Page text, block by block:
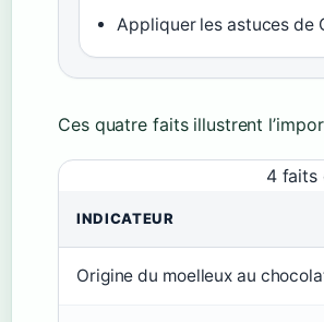
Appliquer les astuces de
Ces quatre faits illustrent
4 faits
INDICATEUR
Origine du moelleux au